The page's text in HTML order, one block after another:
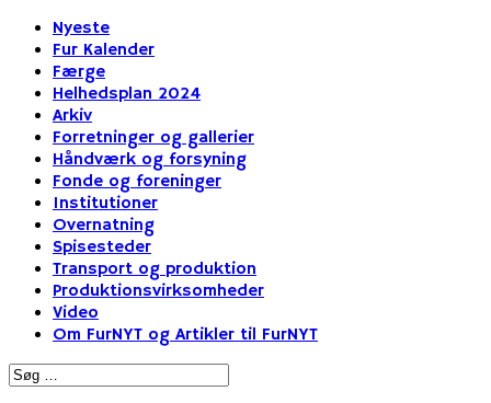
Nyeste
Fur Kalender
Færge
Helhedsplan 2024
Arkiv
Forretninger og gallerier
Håndværk og forsyning
Fonde og foreninger
Institutioner
Overnatning
Spisesteder
Transport og produktion
Produktionsvirksomheder
Video
Om FurNYT og Artikler til FurNYT